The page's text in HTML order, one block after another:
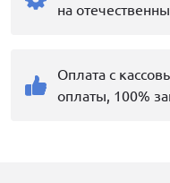
на
Оплата с
оплаты, 100%